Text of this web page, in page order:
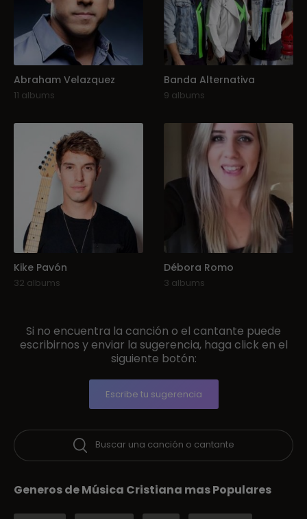
Abraham Velazquez
11 albums
Banda Alternativa
9 albums
Kike Pavón
32 albums
Débora Romo
3 albums
Si no encuentra la canción o el cantante puede
escribirnos y enviar la sugerencia, haga click en el
siguiente botón:
Escribe tu sugerencia
Buscar una canción o cantante
Generos de Música Cristiana mas Populares